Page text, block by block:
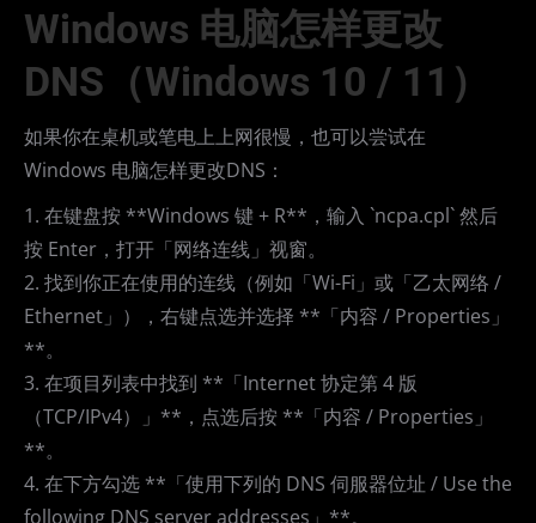
Windows 电脑怎样更改
DNS（Windows 10 / 11）
如果你在桌机或笔电上上网很慢，也可以尝试在
Windows 电脑怎样更改DNS：
1. 在键盘按 **Windows 键 + R**，输入 `ncpa.cpl` 然后
按 Enter，打开「网络连线」视窗。
2. 找到你正在使用的连线（例如「Wi-Fi」或「乙太网络 /
Ethernet」），右键点选并选择 **「内容 / Properties」
**。
3. 在项目列表中找到 **「Internet 协定第 4 版
（TCP/IPv4）」**，点选后按 **「内容 / Properties」
**。
4. 在下方勾选 **「使用下列的 DNS 伺服器位址 / Use the
following DNS server addresses」**。